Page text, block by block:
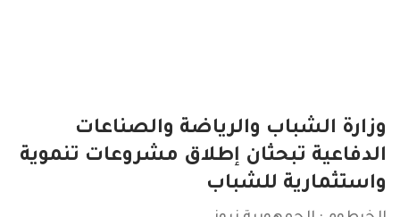
وزارة الشباب والرياضة والصناعات
الدفاعية تبحثان إطلاق مشروعات تنموية
واستثمارية للشباب